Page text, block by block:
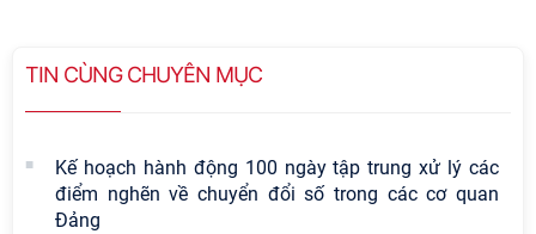
TIN CÙNG CHUYÊN MỤC
Kế hoạch hành động 100 ngày tập trung xử lý các
điểm nghẽn về chuyển đổi số trong các cơ quan
Đảng